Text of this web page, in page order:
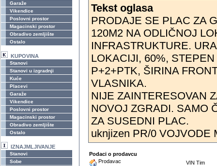
Garaže
Vikendice
Poslovni prostor
Magacinski prostor
Obradivo zemljište
Ostalo
KUPOVINA
Stanovi
Stanovi u izgradnji
Kuće
Placevi
Garaže
Vikendice
Poslovni prostor
Magacinski prostor
Obradivo zemljište
Ostalo
IZNAJMLJIVANJE
Stanovi
Sobe
Tekst oglasa
PRODAJE SE PLAC ZA
120M2 NA ODLIČNOJ
INFRASTRUKTURE.
LOKACIJI, 60%,
P+2+PTK, ŠIRINA
VLASNIKA.
NIJE ZAINTERESOVAN
NOVOJ ZGRADI. SAMO
ZA SUSEDNI PLAC.
uknjizen PR/0 VOJVODE
Podaci o prodavcu
Prodavac
VIN Tim